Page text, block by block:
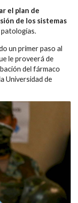
el plan de
de los sistemas
un primer paso al
le proveerá de
del fármaco
Universidad de